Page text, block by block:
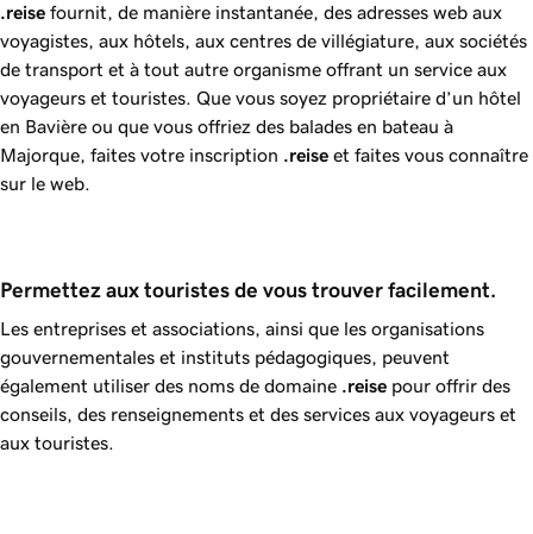
.reise fournit, de manière instantanée, des adresses web aux
voyagistes, aux hôtels, aux centres de villégiature, aux sociétés
de transport et à tout autre organisme offrant un service aux
voyageurs et touristes. Que vous soyez propriétaire d’un hôtel
en Bavière ou que vous offriez des balades en bateau à
Majorque, faites votre inscription .reise et faites vous connaître
sur le web.
Permettez aux touristes de vous trouver facilement.
Les entreprises et associations, ainsi que les organisations
gouvernementales et instituts pédagogiques, peuvent
également utiliser des noms de domaine .reise pour offrir des
conseils, des renseignements et des services aux voyageurs et
aux touristes.